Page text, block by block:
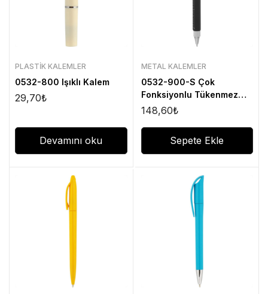
PLASTIK KALEMLER
0532-800 Işıklı Kalem
29,70₺
Devamını oku
METAL KALEMLER
0532-900-S Çok
Fonksiyonlu Tükenmez
Kalem
148,60₺
Sepete Ekle